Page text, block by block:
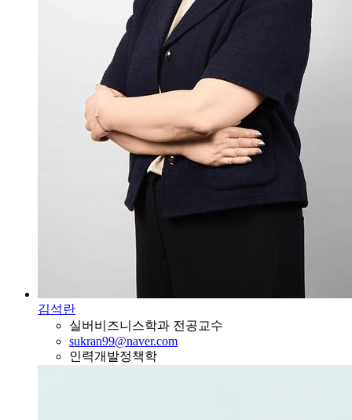
김석란
실버비즈니스학과 전공교수
sukran99@naver.com
인력개발정책학